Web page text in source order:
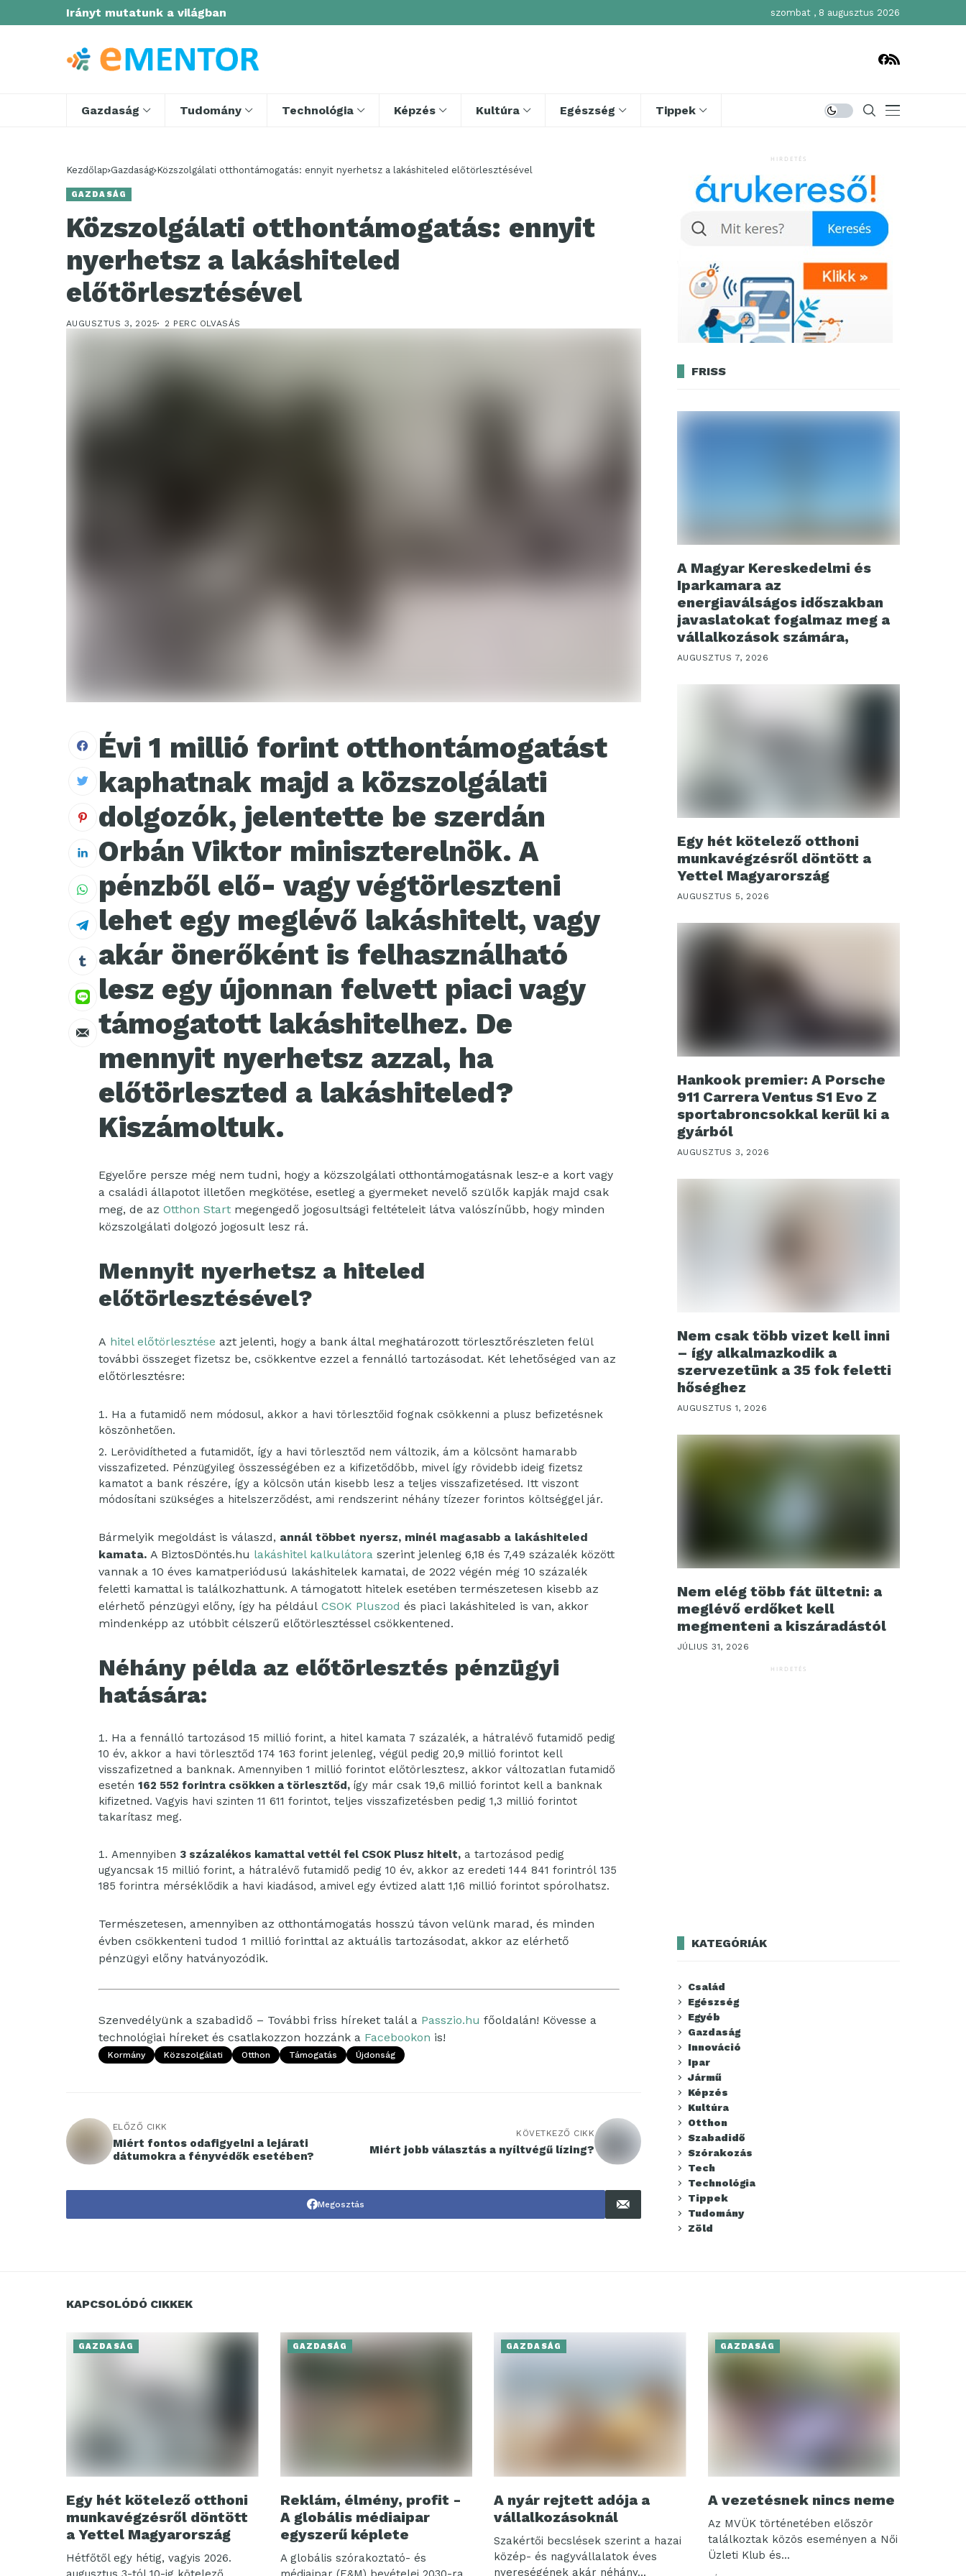
Irányt mutatunk a világban szombat , 8 augusztus 2026
Gazdaság Tudomány Technológia Képzés Kultúra Egészség Tippek
Kezdőlap Gazdaság Közszolgálati otthontámogatás: ennyit nyerhetsz a lakáshiteled előtörlesztésével
GAZDASÁG
Közszolgálati otthontámogatás: ennyit
nyerhetsz a lakáshiteled
előtörlesztésével
AUGUSZTUS 3, 2025 2 PERC OLVASÁS
Évi 1 millió forint otthontámogatást
kaphatnak majd a közszolgálati
dolgozók, jelentette be szerdán
Orbán Viktor miniszterelnök. A
pénzből elő- vagy végtörleszteni
lehet egy meglévő lakáshitelt, vagy
akár önerőként is felhasználható
lesz egy újonnan felvett piaci vagy
támogatott lakáshitelhez. De
mennyit nyerhetsz azzal, ha
előtörleszted a lakáshiteled?
Kiszámoltuk.
Egyelőre persze még nem tudni, hogy a közszolgálati otthontámogatásnak lesz-e a kort vagy
a családi állapotot illetően megkötése, esetleg a gyermeket nevelő szülők kapják majd csak
meg, de az Otthon Start megengedő jogosultsági feltételeit látva valószínűbb, hogy minden
közszolgálati dolgozó jogosult lesz rá.
Mennyit nyerhetsz a hiteled
előtörlesztésével?
A hitel előtörlesztése azt jelenti, hogy a bank által meghatározott törlesztőrészleten felül
további összeget fizetsz be, csökkentve ezzel a fennálló tartozásodat. Két lehetőséged van az
előtörlesztésre:
Ha a futamidő nem módosul, akkor a havi törlesztőid fognak csökkenni a plusz befizetésnek
köszönhetően.
Lerövidítheted a futamidőt, így a havi törlesztőd nem változik, ám a kölcsönt hamarabb
visszafizeted. Pénzügyileg összességében ez a kifizetődőbb, mivel így rövidebb ideig fizetsz
kamatot a bank részére, így a kölcsön után kisebb lesz a teljes visszafizetésed. Itt viszont
módosítani szükséges a hitelszerződést, ami rendszerint néhány tízezer forintos költséggel jár.
Bármelyik megoldást is válaszd, annál többet nyersz, minél magasabb a lakáshiteled
kamata. A BiztosDöntés.hu lakáshitel kalkulátora szerint jelenleg 6,18 és 7,49 százalék között
vannak a 10 éves kamatperiódusú lakáshitelek kamatai, de 2022 végén még 10 százalék
feletti kamattal is találkozhattunk. A támogatott hitelek esetében természetesen kisebb az
elérhető pénzügyi előny, így ha például CSOK Pluszod és piaci lakáshiteled is van, akkor
mindenképp az utóbbit célszerű előtörlesztéssel csökkentened.
Néhány példa az előtörlesztés pénzügyi
hatására:
Ha a fennálló tartozásod 15 millió forint, a hitel kamata 7 százalék, a hátralévő futamidő pedig
10 év, akkor a havi törlesztőd 174 163 forint jelenleg, végül pedig 20,9 millió forintot kell
visszafizetned a banknak. Amennyiben 1 millió forintot előtörlesztesz, akkor változatlan futamidő
esetén 162 552 forintra csökken a törlesztőd, így már csak 19,6 millió forintot kell a banknak
kifizetned. Vagyis havi szinten 11 611 forintot, teljes visszafizetésben pedig 1,3 millió forintot
takarítasz meg.
Amennyiben 3 százalékos kamattal vettél fel CSOK Plusz hitelt, a tartozásod pedig
ugyancsak 15 millió forint, a hátralévő futamidő pedig 10 év, akkor az eredeti 144 841 forintról 135
185 forintra mérséklődik a havi kiadásod, amivel egy évtized alatt 1,16 millió forintot spórolhatsz.
Természetesen, amennyiben az otthontámogatás hosszú távon velünk marad, és minden
évben csökkenteni tudod 1 millió forinttal az aktuális tartozásodat, akkor az elérhető
pénzügyi előny hatványozódik.
Szenvedélyünk a szabadidő – További friss híreket talál a Passzio.hu főoldalán! Kövesse a
technológiai híreket és csatlakozzon hozzánk a Facebookon is!
Kormány Közszolgálati Otthon Támogatás Újdonság
ELŐZŐ CIKK
Miért fontos odafigyelni a lejárati
dátumokra a fényvédők esetében?
KÖVETKEZŐ CIKK
Miért jobb választás a nyíltvégű lízing?
Megosztás
HIRDETÉS
FRISS
A Magyar Kereskedelmi és
Iparkamara az
energiaválságos időszakban
javaslatokat fogalmaz meg a
vállalkozások számára,
AUGUSZTUS 7, 2026
Egy hét kötelező otthoni
munkavégzésről döntött a
Yettel Magyarország
AUGUSZTUS 5, 2026
Hankook premier: A Porsche
911 Carrera Ventus S1 Evo Z
sportabroncsokkal kerül ki a
gyárból
AUGUSZTUS 3, 2026
Nem csak több vizet kell inni
– így alkalmazkodik a
szervezetünk a 35 fok feletti
hőséghez
AUGUSZTUS 1, 2026
Nem elég több fát ültetni: a
meglévő erdőket kell
megmenteni a kiszáradástól
JÚLIUS 31, 2026
HIRDETÉS
KATEGÓRIÁK
Család
Egészség
Egyéb
Gazdaság
Innováció
Ipar
Jármű
Képzés
Kultúra
Otthon
Szabadidő
Szórakozás
Tech
Technológia
Tippek
Tudomány
Zöld
KAPCSOLÓDÓ CIKKEK
GAZDASÁG
Egy hét kötelező otthoni
munkavégzésről döntött
a Yettel Magyarország
Hétfőtől egy hétig, vagyis 2026.
GAZDASÁG
Reklám, élmény, profit -
A globális médiaipar
egyszerű képlete
A globális szórakoztató- és
GAZDASÁG
A nyár rejtett adója a
vállalkozásoknál
Szakértői becslések szerint a hazai
közép- és nagyvállalatok éves
nyereségének akár néhány...
GAZDASÁG
A vezetésnek nincs neme
Az MVÜK történetében először
találkoztak közös eseményen a Női
Üzleti Klub és...